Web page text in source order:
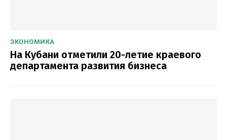
ЭКОНОМИКА
На Кубани отметили 20-летие краевого
департамента развития бизнеса